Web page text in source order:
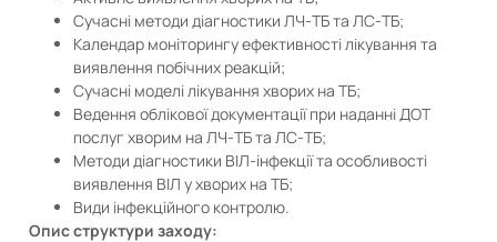
Сучасні методи діагностики ЛЧ-ТБ та ЛС-ТБ;
Календар моніторингу ефективності лікування та
виявлення побічних реакцій;
Сучасні моделі лікування хворих на ТБ;
Ведення облікової документації при наданні ДОТ
послуг хворим на ЛЧ-ТБ та ЛС-ТБ;
Методи діагностики ВІЛ-інфекції та особливості
виявлення ВІЛ у хворих на ТБ;
Види інфекційного контролю.
Опис структури заходу: